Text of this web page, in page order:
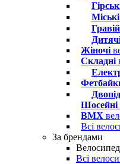
Міські
Жіночі
Складні
Шосейні
BMX
Всі
За брендами
Всі